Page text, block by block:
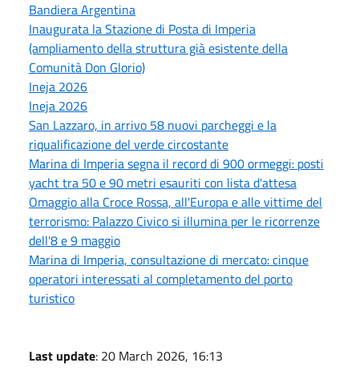
Bandiera Argentina
Inaugurata la Stazione di Posta di Imperia
(ampliamento della struttura già esistente della
Comunità Don Glorio)
Ineja 2026
Ineja 2026
San Lazzaro, in arrivo 58 nuovi parcheggi e la
riqualificazione del verde circostante
Marina di Imperia segna il record di 900 ormeggi: posti
yacht tra 50 e 90 metri esauriti con lista d'attesa
Omaggio alla Croce Rossa, all'Europa e alle vittime del
terrorismo: Palazzo Civico si illumina per le ricorrenze
dell'8 e 9 maggio
Marina di Imperia, consultazione di mercato: cinque
operatori interessati al completamento del porto
turistico
Last update: 20 March 2026, 16:13